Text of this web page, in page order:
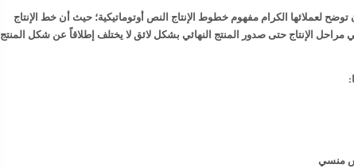
لعملائها الكرام مفهوم خطوط الإنتاج النص أوتوماتيكية؛ حيث أن خط الإنتاج
الإنتاج حتى صدور المنتج النهائي بشكل لائق لا يختلف إطلاقاً عن شكل المنتج
منسي